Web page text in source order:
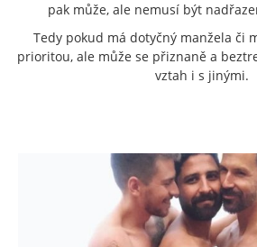
pak může, ale nemusí být
Tedy pokud má dotyčný manžela či
prioritou, ale může se přiznaně a
vztah i s jinými.